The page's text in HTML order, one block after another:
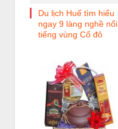
Du lịch Huế tìm hiểu
ngay 9 làng nghề nổi
tiếng vùng Cố đô